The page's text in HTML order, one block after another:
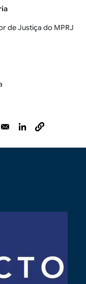
de Justiça do MPRJ
window
new window
in a new window
Opens in a new